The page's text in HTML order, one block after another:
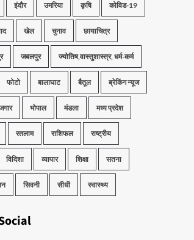
इंदौर उमरिया कृषि कोविड-19
खेल चुनाव छायाचित्र
जबलपुर ज्योतिष,वास्तुशास्त्र, धर्म-कर्म
फोटो बालाघाट बैतूल ब्रेकिंग न्यूज
भोपाल मंडला मध्य प्रदेश
रतलाम राशिफल राष्ट्रीय
विदिशा व्यापार शिक्षा सतना
सिवनी सीधी स्वास्थ्य